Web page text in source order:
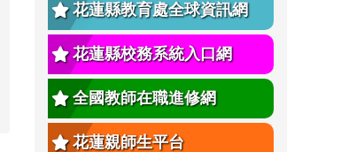
花蓮縣教育處全球資訊網
花蓮縣校務系統入口網
全國教師在職進修網
花蓮親師生平台